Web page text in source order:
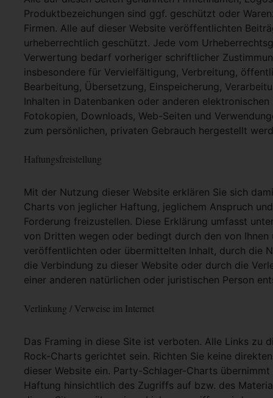
Produktbezeichungen sind ggf. geschützt oder
Firmen. Alle auf dieser Website veröffentlichten
urheberrechtlich geschützt. Jede vom
Verwertung bedarf vorheriger schriftlicher
insbesondere für Vervielfältigung, Verbreitung,
Bearbeitung, Übersetzung, Einspeicherung,
Inhalten in Datenbanken oder anderen
Fotokopien, Downloads, Web-Seiten und
zum persönlichen, privaten Gebrauch hergestellt
Haftungsfreistellung
Mit der Nutzung dieser Website erklären Sie sich
Charts von jeglicher Haftung, jeglichem Anspruch
Forderung freizustellen. Diese Erklärung umfasst
von Dritten wegen oder bedingt durch den von Ihnen
veröffentlichten oder übermittelten Inhalt, durch die
die Verbindung zu dieser Website oder durch die
einer anderen natürlichen oder juristischen Person
Verlinkung / Verweise im Internet
Das Framing in diese Site ist verboten. Alle Links zu
Rock-Charts gerichtet sein. Richten Sie keine
dieser Website ein. Party-Schlager-Charts
Haftung hinsichtlich des Zugriffs auf bzw. des